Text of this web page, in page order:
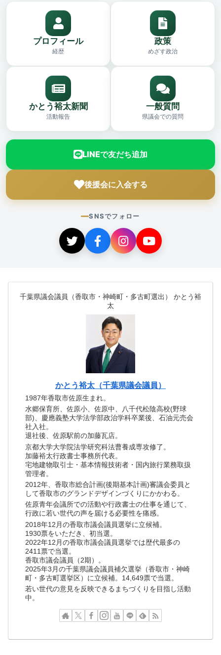
プロフィール
経歴
政策
めざす政治
かとう裕太新聞
活動報告
一般質問
県議会での質問
LINEで友だち追加
後援会に入会する
SNSでフォロー
千葉県議会議員（香取市・神崎町・多古町選出） かとう裕
太
かとう裕太（千葉県議会議員）
1987年香取市佐原生まれ。
水郷保育所、佐原小、佐原中、八千代松陰高校(野球
部)、慶應義塾大学法学部政治学科卒業後、石油元売会
社入社。
退社後、佐原駅前の加藤瓦店。
京都大学大学院法学研究科法曹養成専攻修了。
加藤裕太行政書士事務所代表。
宅地建物取引士・基本情報技術者・国内旅行業務取扱
管理者。
2012年、香取市総合計画(後期基本計画)審議会委員と
して香取市のグランドデザインづくりにかかわる。
佐原青年会議所での活動や行政書士の仕事を通じて、
行政に若い世代の声を届ける必要性を痛感。
2018年12月の香取市議会議員選挙に立候補。
1930票をいただき、初当選。
2022年12月の香取市議会議員選挙では歴代最多の
2411票で当選。
香取市議会議員（2期）。
2025年3月の千葉県議会議員補欠選挙（香取市・神崎
町・多古町選挙区）に立候補。14,649票で当選。
若い世代の意見を反映できるまちづくりを目指し活動
中。